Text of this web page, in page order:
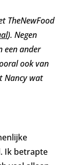
TheNewFood
).Negen
een ander
ook van
Nancy wat
Ik betrapte